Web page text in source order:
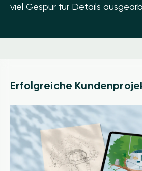
viel Gespür für Details
Erfolgreiche
Image